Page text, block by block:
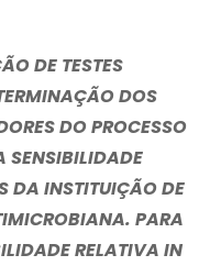
DE TESTES
DOS
DO PROCESSO
SENSIBILIDADE
DA INSTITUIÇÃO DE
PARA
RELATIVA IN